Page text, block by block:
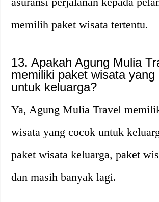
memilih paket wisata tertentu.
13. Apakah Agung Mulia
memiliki paket wisata yang
untuk keluarga?
Ya, Agung Mulia Travel
wisata yang cocok untuk
paket wisata keluarga, paket
dan masih banyak lagi.